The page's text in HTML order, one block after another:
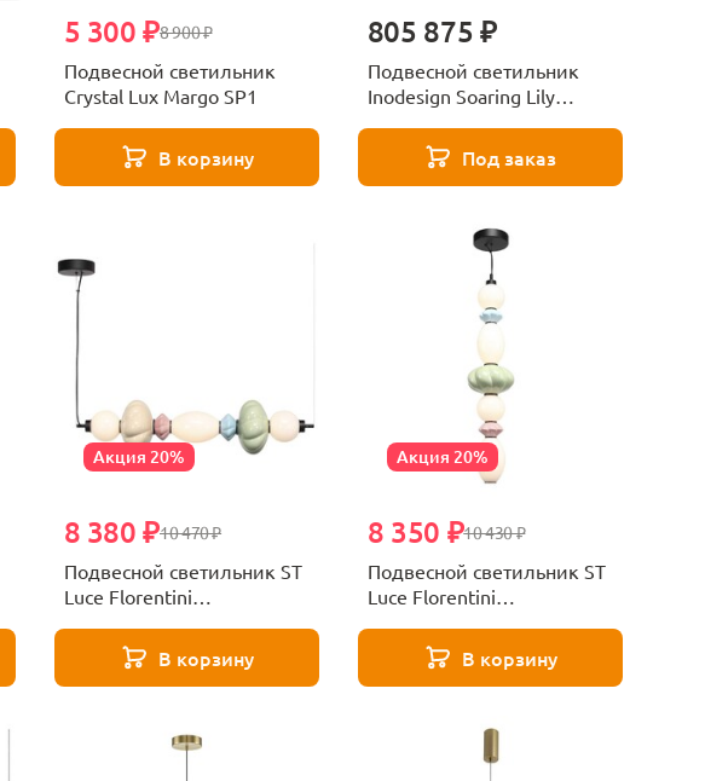
8 900 ₽
5 300 ₽
Подвесной светильник
Crystal Lux Margo SP1
В корзину
805 875 ₽
Подвесной светильник
Inodesign Soaring Lily
Под заказ
Акция 20%
10 470 ₽
8 380 ₽
Подвесной светильник ST
Luce Florentini
В корзину
Акция 20%
10 430 ₽
8 350 ₽
Подвесной светильник ST
Luce Florentini
В корзину